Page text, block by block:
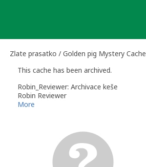
Zlate prasatko / Golden pig Mystery Cache
This cache has been archived.
Robin_Reviewer: Archivace keše
Robin Reviewer
More